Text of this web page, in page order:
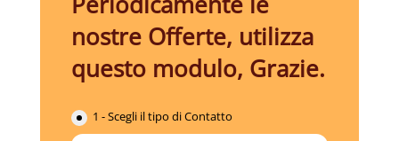
nostre Offerte, utilizza
questo modulo, Grazie.
1 - Scegli il tipo di Contatto